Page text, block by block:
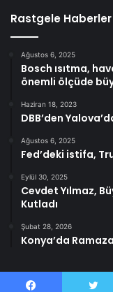
Rastgele Haberler
Ağustos 6, 2025
Bosch ısıtma,
önemli ölçüde
Haziran 18, 2023
DBB’den
Ağustos 6, 2025
Fed’deki istifa,
Eylül 30, 2025
Cevdet Yılmaz,
Kutladı
Şubat 28, 2026
Konya’da